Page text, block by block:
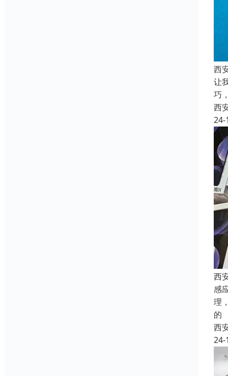
西
让
巧
西
24-
西
感
理
的
西
24-